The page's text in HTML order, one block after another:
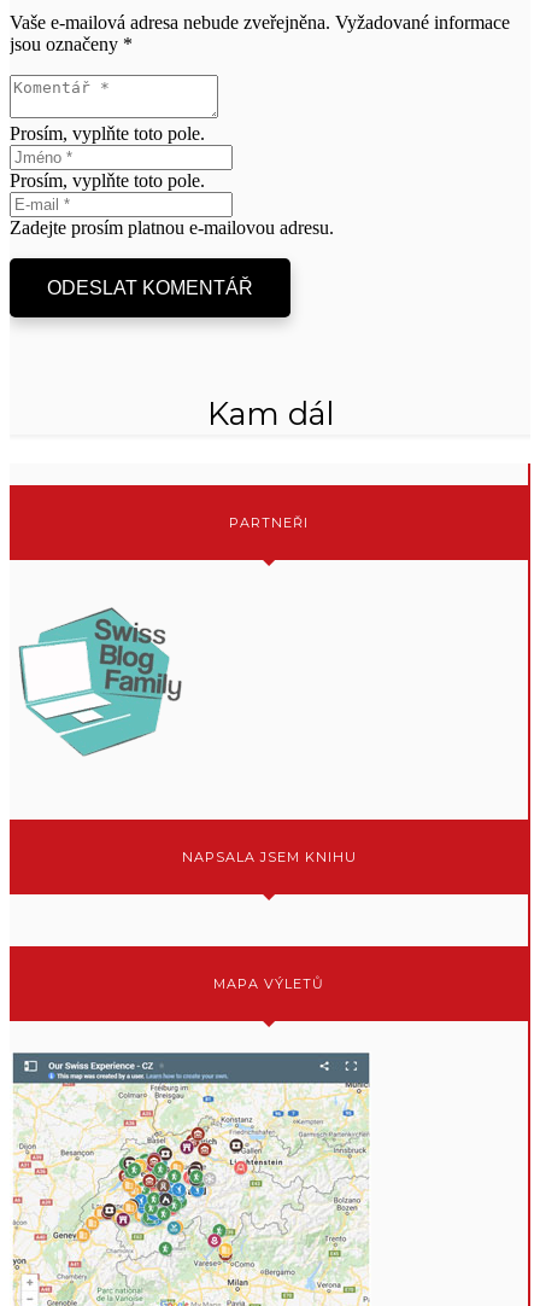
Vaše e-mailová adresa nebude zveřejněna. Vyžadované informace
jsou označeny *
Prosím, vyplňte toto pole.
Prosím, vyplňte toto pole.
Zadejte prosím platnou e-mailovou adresu.
ODESLAT KOMENTÁŘ
Kam dál
PARTNEŘI
NAPSALA JSEM KNIHU
MAPA VÝLETŮ